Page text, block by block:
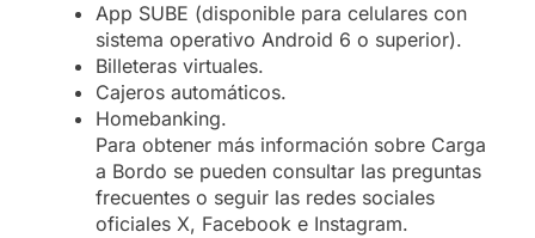
App SUBE (disponible para celulares con
sistema operativo Android 6 o superior).
Billeteras virtuales.
Cajeros automáticos.
Homebanking.
Para obtener más información sobre Carga
a Bordo se pueden consultar las preguntas
frecuentes o seguir las redes sociales
oficiales X, Facebook e Instagram.